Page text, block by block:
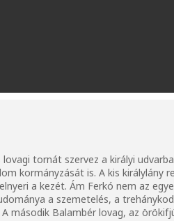
lovagi tornát szervez a királyi
kormányzását is. A kis
a kezét. Ám Ferkó nem az
a szemetelés, a
második Balambér lovag, az